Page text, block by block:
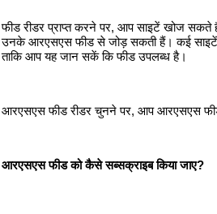
फीड रीडर प्राप्‍त करने पर, आप साइटें खोज सकते
उनके आरएसएस फीड से जोड़ सकती हैं। कई साइटें
ताकि आप यह जान सकें कि फीड उपलब्‍ध है।
आरएसएस फीड रीडर चुनने पर, आप आरएसएस
आरएसएस फीड को कैसे सब्‍सक्राइब किया जाए?